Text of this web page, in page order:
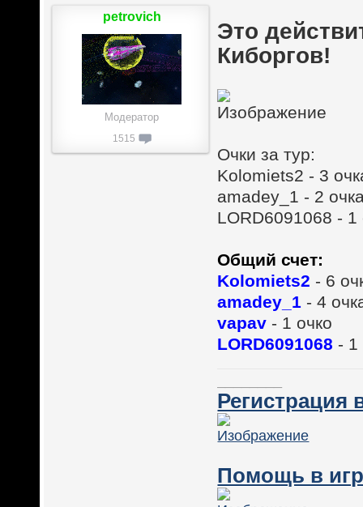
Это
Киборгов!
Очки за тур:
Kolomiets2 - 3
amadey_1 - 2
LORD6091068 - 1
Общий счет:
Kolomiets2 - 6
amadey_1 - 4
vapav - 1 очко
LORD6091068 - 1
Регистрация
Помощь в
petrovich
Модератор
1515